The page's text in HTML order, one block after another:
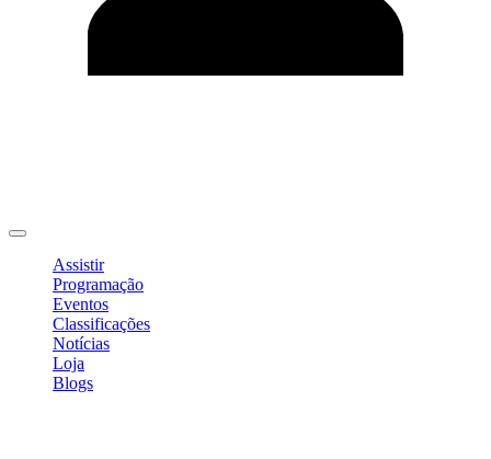
Assistir
Programação
Eventos
Classificações
Notícias
Loja
Blogs